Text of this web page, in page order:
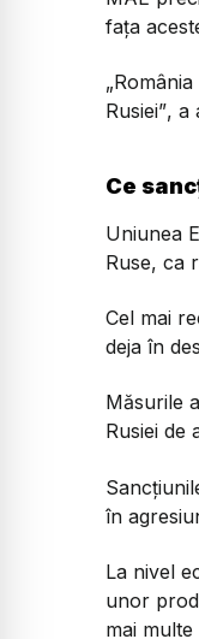
fața
Rusiei”, a
Ce
Uniunea
Ruse, ca
Cel mai
deja în
Măsurile
Rusiei de
în
La nivel
unor
mai